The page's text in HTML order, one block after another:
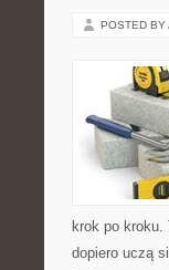
POSTED BY
krok po
dopiero uczą